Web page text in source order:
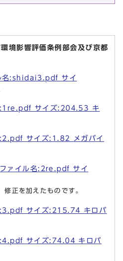
境影響評価条例部会及び京都
名:shidai3.pdf サイ
:1re.pdf サイズ:204.53 キ
サイズ:1.82 メガバイ
ァイル名:2re.pdf サイ
修正を加えたものです。
:3.pdf サイズ:215.74 キロバ
:4.pdf サイズ:74.04 キロバ